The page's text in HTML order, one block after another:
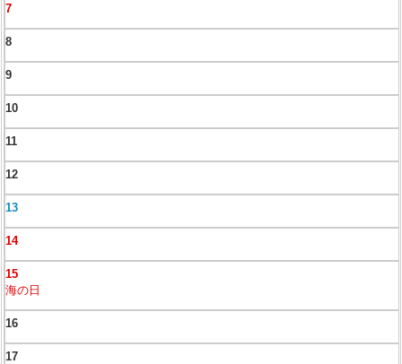
7
8
9
10
11
12
13
14
15
海の日
16
17